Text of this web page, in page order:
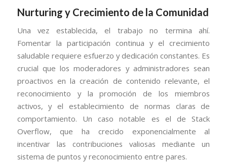
Nurturing y Crecimiento de la Comunidad
Una vez establecida, el trabajo no termina ahí.
Fomentar la participación continua y el crecimiento
saludable requiere esfuerzo y dedicación constantes. Es
crucial que los moderadores y administradores sean
proactivos en la creación de contenido relevante, el
reconocimiento y la promoción de los miembros
activos, y el establecimiento de normas claras de
comportamiento. Un caso notable es el de Stack
Overflow, que ha crecido exponencialmente al
incentivar las contribuciones valiosas mediante un
sistema de puntos y reconocimiento entre pares.